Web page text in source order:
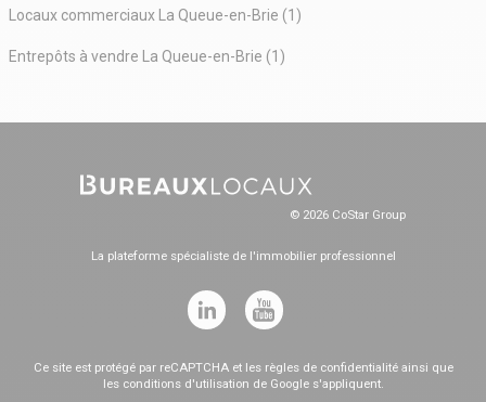
Locaux commerciaux La Queue-en-Brie (1)
Entrepôts à vendre La Queue-en-Brie (1)
© 2026 CoStar Group
La plateforme spécialiste de l'immobilier professionnel
Ce site est protégé par reCAPTCHA et les règles de confidentialitéainsi que
les conditions d'utilisation de Google s'appliquent.